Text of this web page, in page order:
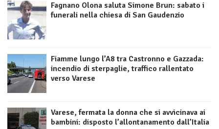
Fagnano Olona saluta Simone Brun: sabato i
funerali nella chiesa di San Gaudenzio
Fiamme lungo l’A8 tra Castronno e Gazzada:
incendio di sterpaglie, traffico rallentato
verso Varese
Varese, fermata la donna che si avvicinava ai
bambini: disposto l’allontanamento dall’Italia